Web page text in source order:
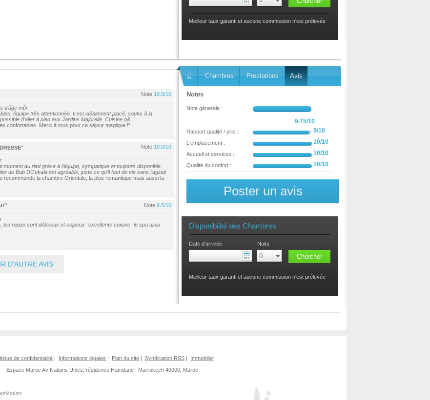
Meilleur taux garanti et aucune commission n'est prélevée
Note 10.0/10
d'âge mûr
équipe très attentionnée. Il est idéalement placé, souks à la
d'aller à pied aux Jardins Majorelle. Cuisine g&
confortables. Merci à tous pour ce séjour magique !"
Note 10.0/10
au riad grâce à l'équipe, sympatique et toujours disponible.
de Bab DOukala est agréable, juste ce qu'il faut de vie sans l'agitati
la chambre Orientale, la plus romantique mais aussi la
Note 9.5/10
repas sont délicieux et copieux "excellente cuisine" le spa ainsi
D'AUTRE AVIS
Chambres Prestations Avis
Notes
Note générale :
9.75/10
Rapport qualité / prix : 9/10
L'emplacement : 10/10
Accueil et services : 10/10
Qualité du confort : 10/10
Poster un avis
Disponibilité des Chambres
Date d'arrivée Nuits
Meilleur taux garanti et aucune commission n'est prélevée
de confidentialité | Informations légales | Plan du site | Syndication RSS |
Immobilier
Espace Maroc Av Nations Unies, résidence Hamdane Marrakech 40000, Maroc